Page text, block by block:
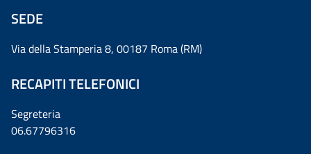
SEDE
Via della Stamperia 8, 00187 Roma (RM)
RECAPITI TELEFONICI
Segreteria
06.67796316